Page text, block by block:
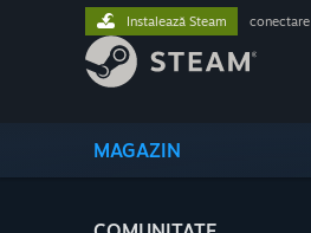
MAGAZIN
Instalează Steam conectare